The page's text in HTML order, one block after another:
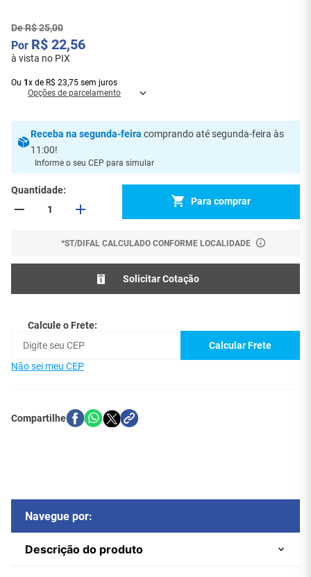
DeR$25,00
R$ 22,56
à vista no PIX
Ou 1 x de R$ 23,75 sem juros
Opções de parcelamento
Receba na segunda-feira comprando até segunda-feira às
11:00!
Informe o seu CEP para simular
Quantidade
Para comprar
*ST/DIFAL CALCULADO CONFORME LOCALIDADE
Solicitar Cotação
Calcule o Frete:
Calcular Frete
Não sei meu CEP
Navegue por:
Descrição do produto